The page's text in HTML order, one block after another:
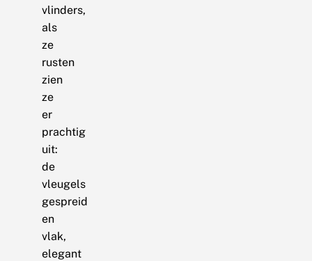
vlinders,
als
ze
rusten
zien
ze
er
prachtig
uit:
de
vleugels
gespreid
en
vlak,
elegant